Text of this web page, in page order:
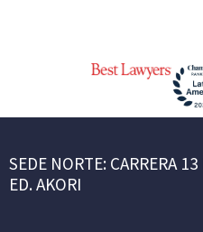
SEDE NORTE: CARRERA
ED. AKORI